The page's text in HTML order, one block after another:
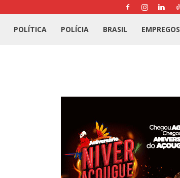
POLÍTICA POLÍCIA BRASIL EMPREGOS